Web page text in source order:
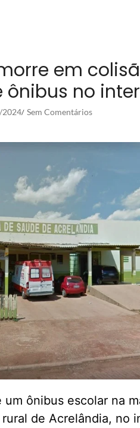
em
no
/ Sem Comentários
ônibus escolar na
de Acrelândia, no